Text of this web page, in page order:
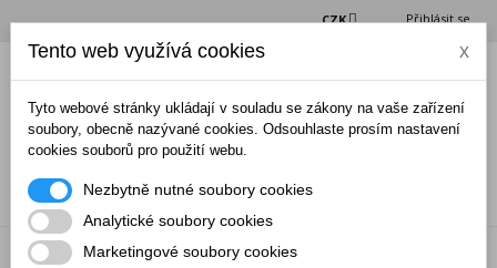
Přihlásit se
CZK
NABÍDKA
Tento web využívá cookies x
Tyto webové stránky ukládají v souladu se zákony na vaše zařízení
soubory, obecně nazývané cookies. Odsouhlaste prosím nastavení
cookies souborů pro použití webu.
Nezbytně nutné soubory cookies
Analytické soubory cookies
Marketingové soubory cookies